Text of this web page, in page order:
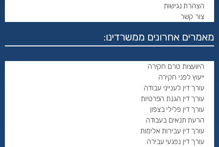
הצהרת נגישות
צור קשר
מאמרים אחרונים ממשרדינו:
היוועצות טרם חקירה
ייעוץ לפני חקירה
עורך דין לענייני עבודה
עורך דין הגנת הפרטיות
עורך דין פלילי בצפון
הרעת תנאים בעבודה
עורך דין עבירות אלימות
עורך דין נפגעי עבירה